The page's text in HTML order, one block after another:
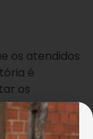
os atendidos
é
os
e
são